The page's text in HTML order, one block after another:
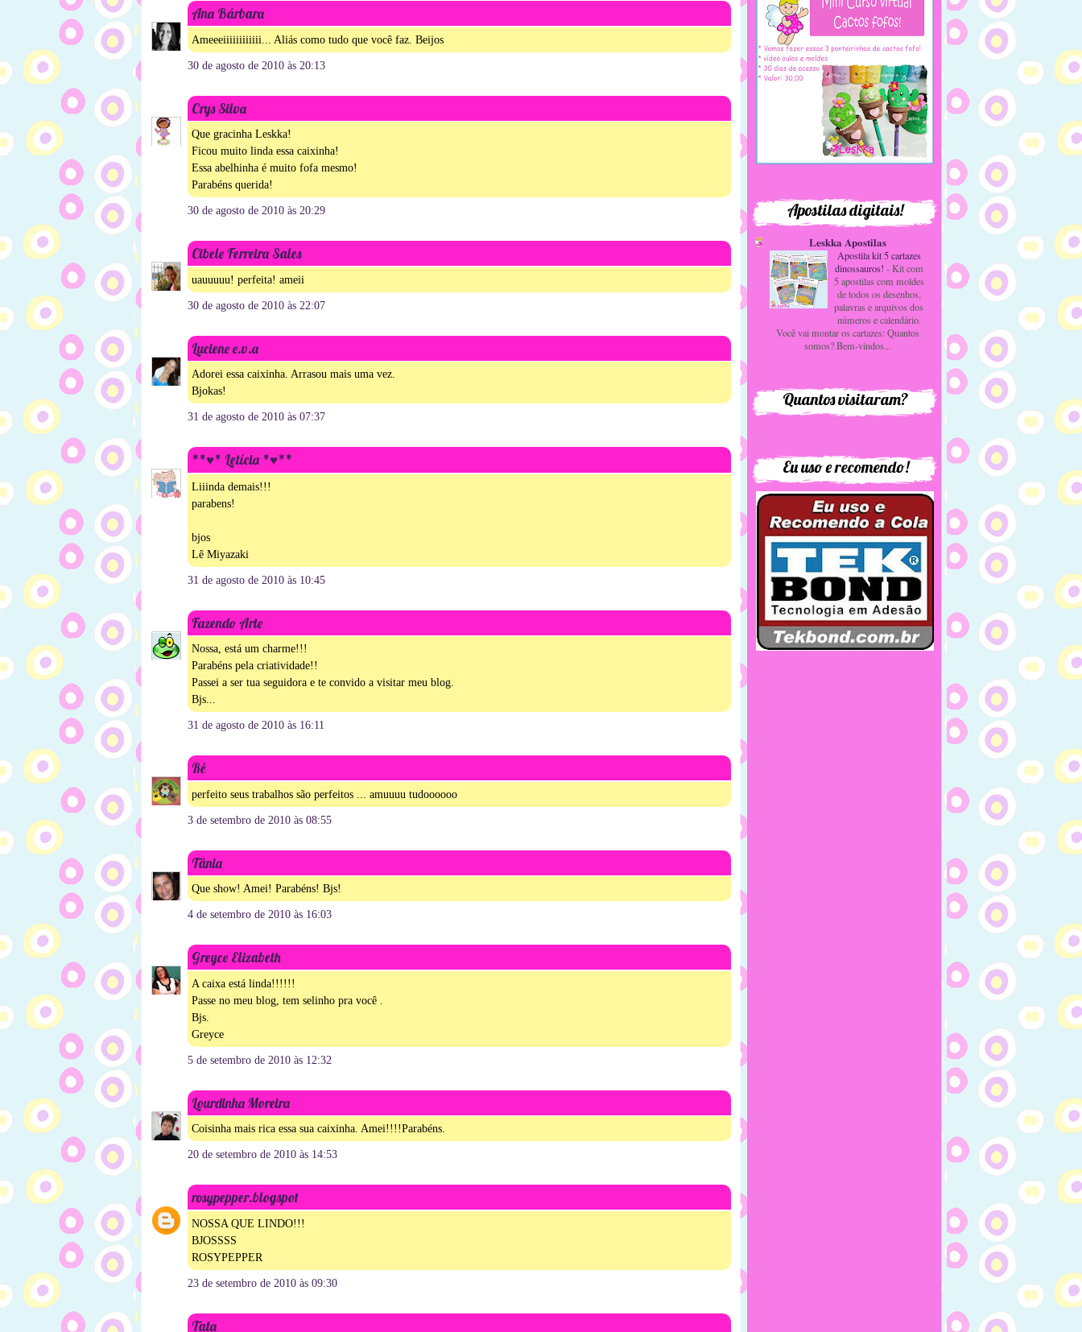
Ana Bárbara
Ameeeiiiiiiiiiiii... Aliás como tudo que você faz. Beijos
30 de agosto de 2010 às 20:13
Crys Silva
Que gracinha Leskka!
Ficou muito linda essa caixinha!
Essa abelhinha é muito fofa mesmo!
Parabéns querida!
30 de agosto de 2010 às 20:29
Cibele Ferreira Sales
uauuuuu! perfeita! ameii
30 de agosto de 2010 às 22:07
Luciene e.v.a
Adorei essa caixinha. Arrasou mais uma vez.
Bjokas!
31 de agosto de 2010 às 07:37
**♥* Letícia *♥**
Liiinda demais!!!
parabens!
bjos
Lê Miyazaki
31 de agosto de 2010 às 10:45
Fazendo Arte
Nossa, está um charme!!!
Parabéns pela criatividade!!
Passei a ser tua seguidora e te convido a visitar meu blog.
Bjs...
31 de agosto de 2010 às 16:11
Rê
perfeito seus trabalhos são perfeitos ... amuuuu tudoooooo
3 de setembro de 2010 às 08:55
Tânia
Que show! Amei! Parabéns! Bjs!
4 de setembro de 2010 às 16:03
Greyce Elizabeth
A caixa está linda!!!!!!
Passe no meu blog, tem selinho pra você .
Bjs.
Greyce
5 de setembro de 2010 às 12:32
Lourdinha Moreira
Coisinha mais rica essa sua caixinha. Amei!!!!Parabéns.
20 de setembro de 2010 às 14:53
rosypepper.blogspot
NOSSA QUE LINDO!!!
BJOSSSS
ROSYPEPPER
23 de setembro de 2010 às 09:30
Tata
Apostilas digitais!
Leskka Apostilas
Apostila kit 5 cartazes
dinossauros! -Kit com
5 apostilas com moldes
de todos os desenhos,
palavras e arquivos dos
números e calendário.
Você vai montar os cartazes: Quantos
somos? Bem-vindos...
Quantos visitaram?
Eu uso e recomendo!